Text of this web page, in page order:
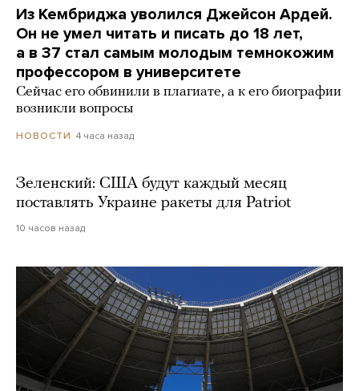
Из Кембриджа уволился Джейсон Ардей.
Он не умел читать и писать до 18 лет,
а в 37 стал самым молодым темнокожим
профессором в университете
Сейчас его обвинили в плагиате, а к его биографии
возникли вопросы
НОВОСТИ 4 часа назад
Зеленский: США будут каждый месяц
поставлять Украине ракеты для Patriot
10 часов назад